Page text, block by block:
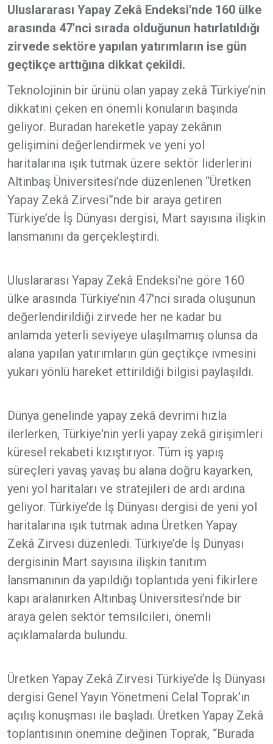
Uluslararası Yapay Zekâ Endeksi'nde 160 ülke
arasında 47'nci sırada olduğunun hatırlatıldığı
zirvede sektöre yapılan yatırımların ise gün
geçtikçe arttığına dikkat çekildi.
Teknolojinin bir ürünü olan yapay zekâ Türkiye’nin
dikkatini çeken en önemli konuların başında
geliyor. Buradan hareketle yapay zekânın
gelişimini değerlendirmek ve yeni yol
haritalarına ışık tutmak üzere sektör liderlerini
Altınbaş Üniversitesi’nde düzenlenen “Üretken
Yapay Zekâ Zirvesi”nde bir araya getiren
Türkiye’de İş Dünyası dergisi, Mart sayısına ilişkin
lansmanını da gerçekleştirdi.
Uluslararası Yapay Zekâ Endeksi'ne göre 160
ülke arasında Türkiye’nin 47'nci sırada oluşunun
değerlendirildiği zirvede her ne kadar bu
anlamda yeterli seviyeye ulaşılmamış olunsa da
alana yapılan yatırımların gün geçtikçe ivmesini
yukarı yönlü hareket ettirildiği bilgisi paylaşıldı.
Dünya genelinde yapay zekâ devrimi hızla
ilerlerken, Türkiye'nin yerli yapay zekâ girişimleri
küresel rekabeti kızıştırıyor. Tüm iş yapış
süreçleri yavaş yavaş bu alana doğru kayarken,
yeni yol haritaları ve stratejileri de ardı ardına
geliyor. Türkiye’de İş Dünyası dergisi de yeni yol
haritalarına ışık tutmak adına Üretken Yapay
Zekâ Zirvesi düzenledi. Türkiye’de İş Dünyası
dergisinin Mart sayısına ilişkin tanıtım
lansmanının da yapıldığı toplantıda yeni fikirlere
kapı aralanırken Altınbaş Üniversitesi’nde bir
araya gelen sektör temsilcileri, önemli
açıklamalarda bulundu.
Üretken Yapay Zekâ Zirvesi Türkiye’de İş Dünyası
dergisi Genel Yayın Yönetmeni Celal Toprak’ın
açılış konuşması ile başladı. Üretken Yapay Zekâ
toplantısının önemine değinen Toprak, “Burada